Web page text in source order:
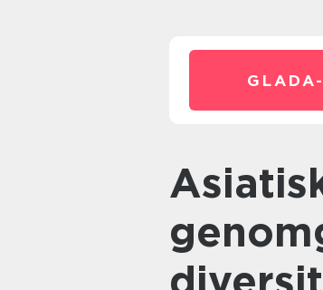
Asiatiskt lejon: En fascinerande